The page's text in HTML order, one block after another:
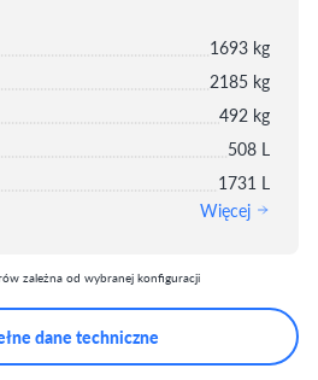
1693 kg
2185 kg
492 kg
508 L
1731 L
Więcej
zależna od wybranej konfiguracji
dane techniczne